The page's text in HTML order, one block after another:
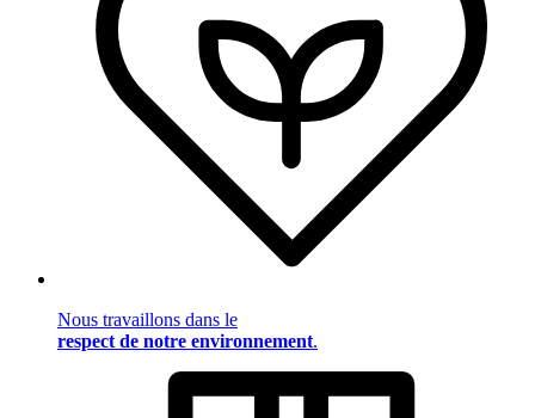
Nous travaillons dans le
respect de notre environnement.